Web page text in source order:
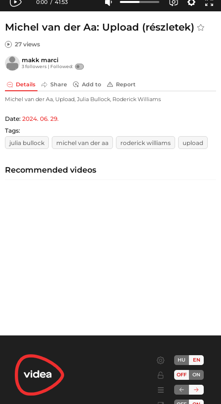
Michel van der Aa: Upload (részletek)
27 views
makk marci
3 followers | Followed:
Details Share Add to Report
Michel van der Aa, Upload, Julia Bullock, Roderick Williams
Date: 2024. 06. 29.
Tags:
julia bullock
michel van der aa roderick williams upload
Recommended videos
HU EN
OFF ON